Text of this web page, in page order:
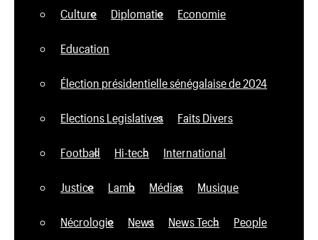
Culture Diplomatie Economie
Education
Élection présidentielle sénégalaise de 2024
Elections Legislatives Faits Divers
Football Hi-tech International
Justice Lamb Médias Musique
Nécrologie News News Tech People